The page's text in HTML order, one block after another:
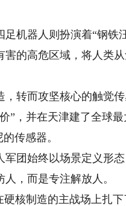
机器人则扮演着“钢铁
的高危区域，将人类
转而攻坚核心的触觉传
”，并在天津建了全球
传感器。
团始终以场景定义形态
，而是专注解放人。
核制造的主战场上扎下